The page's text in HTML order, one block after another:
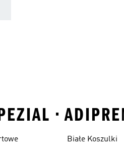
•
Białe Koszulki